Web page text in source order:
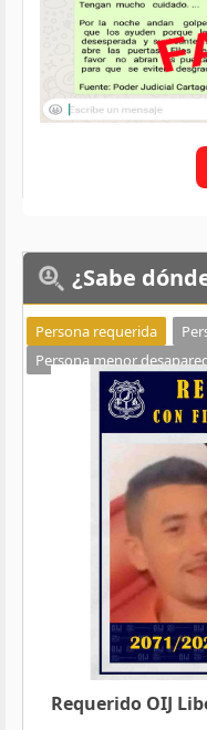
¿Sabe
Persona requerida
Persona menor
Requerido OIJ